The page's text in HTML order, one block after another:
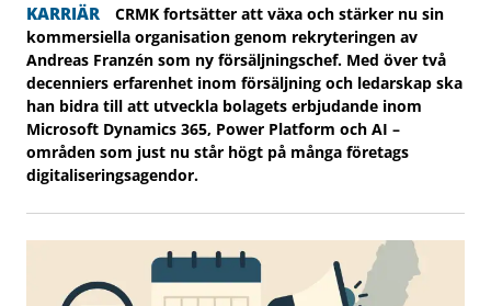
KARRIÄR
CRMK fortsätter att växa och stärker nu sin
kommersiella organisation genom rekryteringen av
Andreas Franzén som ny försäljningschef. Med över två
decenniers erfarenhet inom försäljning och ledarskap ska
han bidra till att utveckla bolagets erbjudande inom
Microsoft Dynamics 365, Power Platform och AI –
områden som just nu står högt på många företags
digitaliseringsagendor.